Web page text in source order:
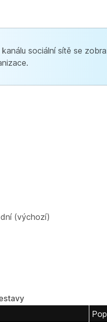
kanálu sociální sítě se
(výchozí)